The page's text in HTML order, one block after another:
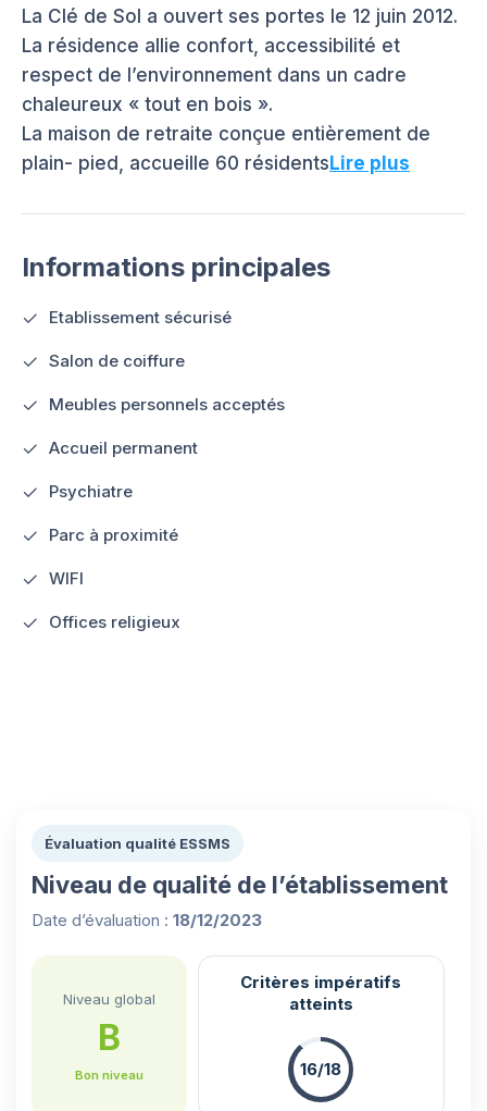
La Clé de Sol a ouvert ses portes le 12 juin 2012.
La résidence allie confort, accessibilité et
respect de l’environnement dans un cadre
chaleureux « tout en bois ».
La maison de retraite conçue entièrement de
plain- pied, accueille 60 résidentsLire plus
Informations principales
Etablissement sécurisé
Salon de coiffure
Meubles personnels acceptés
Accueil permanent
Psychiatre
Parc à proximité
WIFI
Offices religieux
Évaluation qualité ESSMS
Niveau de qualité de l’établissement
Date d’évaluation : 18/12/2023
Niveau global
B
Bon niveau
Critères impératifs
atteints
16/18